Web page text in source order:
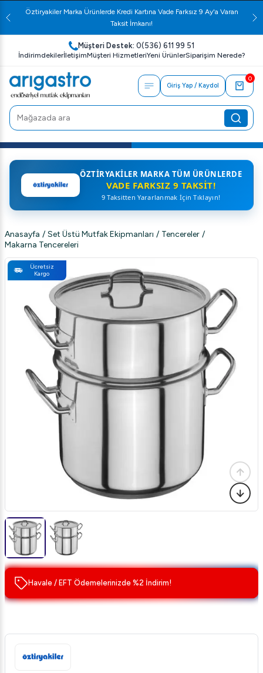
Öztiryakiler Marka Ürünlerde Kredi Kartına Vade Farksız 9 Ay'a Varan
Taksit İmkanı!
Müşteri Destek: 0(536) 611 99 51
İndirimdekilerİletişimMüşteri HizmetleriYeni ÜrünlerSiparişim Nerede?
Giriş Yap / Kaydol
0
ÖZTIRYAKILER MARKA TÜM ÜRÜNLERDE
VADE FARKSIZ 9 TAKSIT!
9 Taksitten Yararlanmak İçin Tıklayın!
Anasayfa / Set Üstü Mutfak Ekipmanları / Tencereler /
Makarna Tencereleri
Ücretsiz
Kargo
Havale / EFT Ödemelerinizde %2 İndirim!